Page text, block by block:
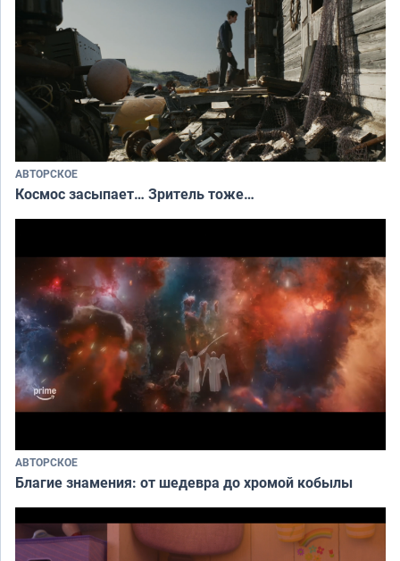
АВТОРСКОЕ
Космос засыпает… Зритель тоже…
АВТОРСКОЕ
Благие знамения: от шедевра до хромой кобылы